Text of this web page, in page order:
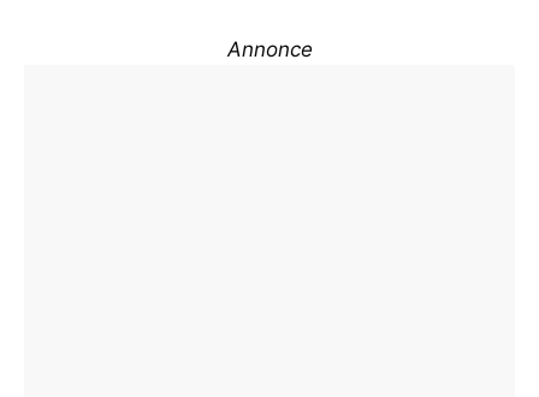
Annonce